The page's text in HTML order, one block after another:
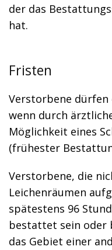
der das
hat.
Fristen
Verstorbene
wenn durch
Möglichkeit eines
(frühester
Verstorbene, die
Leichenräumen
spätestens 96
bestattet sein oder
das Gebiet einer